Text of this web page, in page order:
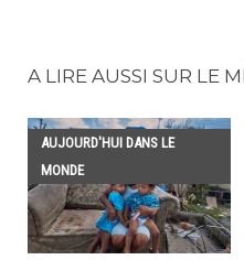
A LIRE AUSSI SUR LE
AUJOURD'HUI DANS LE
MONDE